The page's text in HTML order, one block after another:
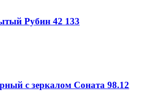
Рубин 42 133
с зеркалом Соната 98.12